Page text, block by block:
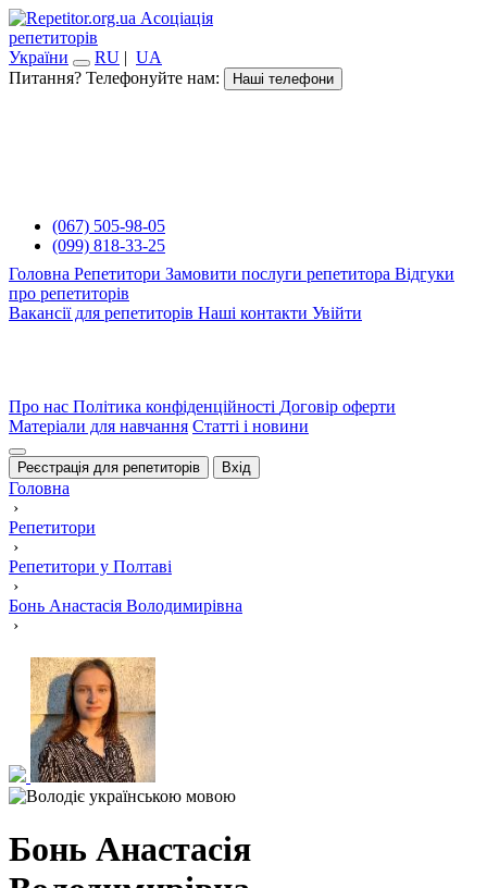
Асоціація
репетиторів
України
RU | UA
Питання? Телефонуйте нам:
Наші телефони
(067) 505-98-05
(099) 818-33-25
Головна Репетитори Замовити послуги репетитора Відгуки
про репетиторів
Вакансії для репетиторів Наші контакти Увійти
Про нас Політика конфіденційності Договір оферти
Матеріали для навчання Статті і новини
Реєстрація для репетиторів Вхід
Головна
›
Репетитори
›
Репетитори у Полтаві
›
Бонь Анастасія Володимирівна
›
Бонь Анастасія